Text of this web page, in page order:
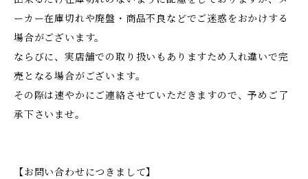
ーカー在庫切れや廃盤・商品不良などでご迷惑をおかけする
場合がございます。
ならびに、実店舗での取り扱いもありますため入れ違いで完
売となる場合がございます。
その際は速やかにご連絡させていただきますので、予めご了
承下さいませ。
【お問い合わせにつきまして】